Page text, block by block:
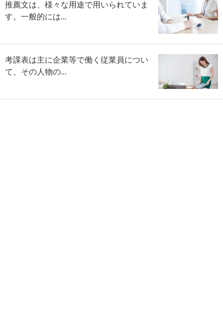
推薦文は、様々な用途で用いられていま
す。一般的には...
考課表は主に企業等で働く従業員につい
て、その人物の...